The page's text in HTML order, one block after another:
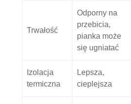
Trwałość
Odporny na
przebicia,
pianka może
się ugniatać
Izolacja
termiczna
Lepsza,
cieplejsza